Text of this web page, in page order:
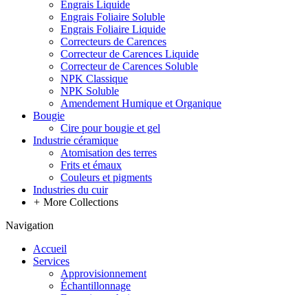
Engrais Liquide
Engrais Foliaire Soluble
Engrais Foliaire Liquide
Correcteurs de Carences
Correcteur de Carences Liquide
Correcteur de Carences Soluble
NPK Classique
NPK Soluble
Amendement Humique et Organique
Bougie
Cire pour bougie et gel
Industrie céramique
Atomisation des terres
Frits et émaux
Couleurs et pigments
Industries du cuir
+ More Collections
Navigation
Accueil
Services
Approvisionnement
Échantillonnage